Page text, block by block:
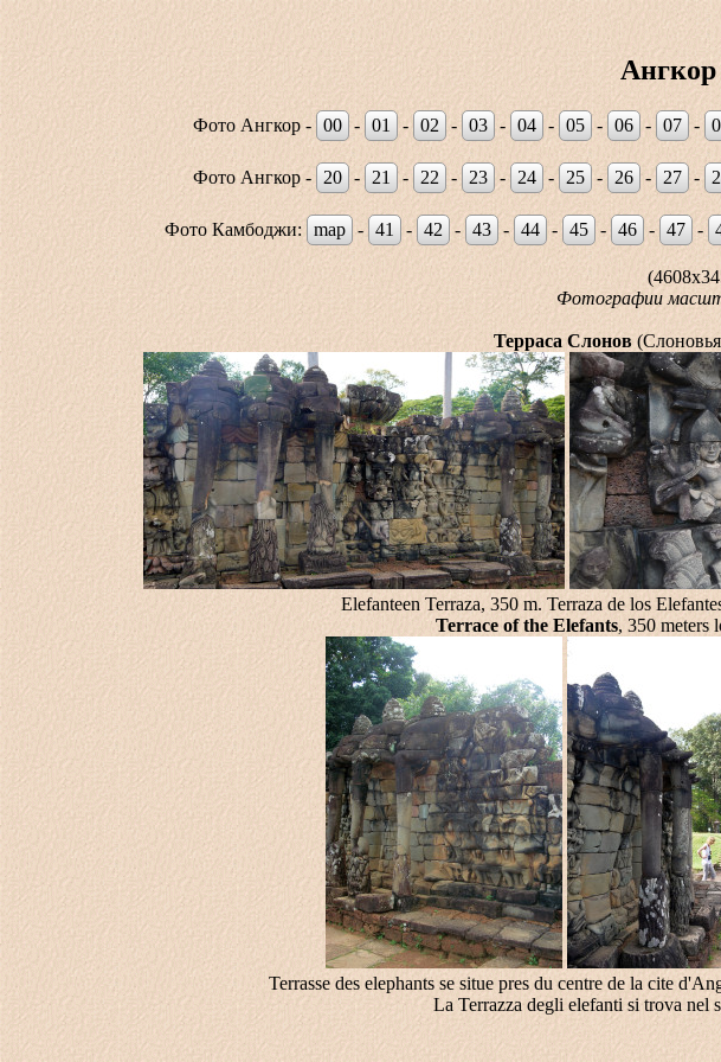
Фото Ангкор - 00 - 01 - 02 - 03 - 04 - 05 - 06 - 07 -
Фото Ангкор - 20 - 21 - 22 - 23 - 24 - 25 - 26 - 27 -
Фото Камбоджи: map - 41 - 42 - 43 - 44 - 45 - 46 - 47 -
Фотографии
Терраса Слонов(Слоновья
Elefanteen Terraza, 350 m. Terraza de los
Terrace of the Elefants, 350 meters
Terrasse des elephants se situe pres du centre de la cite
La Terrazza degli elefanti si trova nel